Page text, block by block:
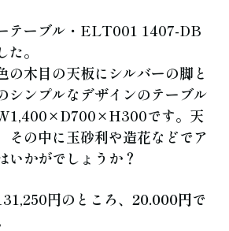
テーブル・ELT001 1407-DB
。
の木目の天板にシルバーの脚と
シンプルなデザインのテーブル
です。天
その中に玉砂利や造花などでア
いかがでしょうか？
円のところ、 20.000円で